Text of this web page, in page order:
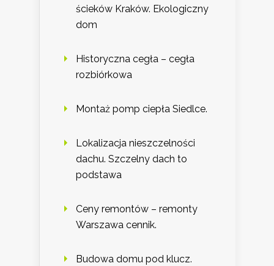
ścieków Kraków. Ekologiczny
dom
Historyczna cegła – cegła
rozbiórkowa
Montaż pomp ciepła Siedlce.
Lokalizacja nieszczelności
dachu. Szczelny dach to
podstawa
Ceny remontów – remonty
Warszawa cennik.
Budowa domu pod klucz.